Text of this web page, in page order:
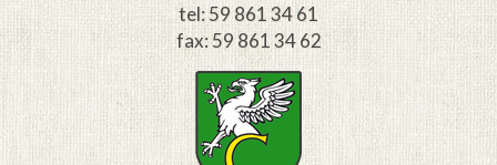
tel: 59 861 34 61
fax: 59 861 34 62